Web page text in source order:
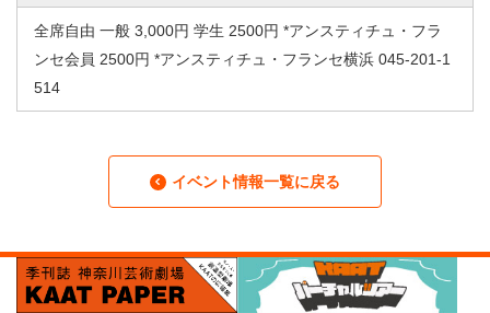
全席自由 一般 3,000円 学生 2500円 *アンスティチュ・フラ
ンセ会員 2500円 *アンスティチュ・フランセ横浜 045-201-1
514
イベント情報一覧に戻る